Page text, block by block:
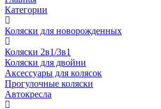
Категории
Коляски для новорожденных
Коляски 2в1/3в1
Коляски для двойни
Аксессуары для колясок
Прогулочные коляски
Автокресла